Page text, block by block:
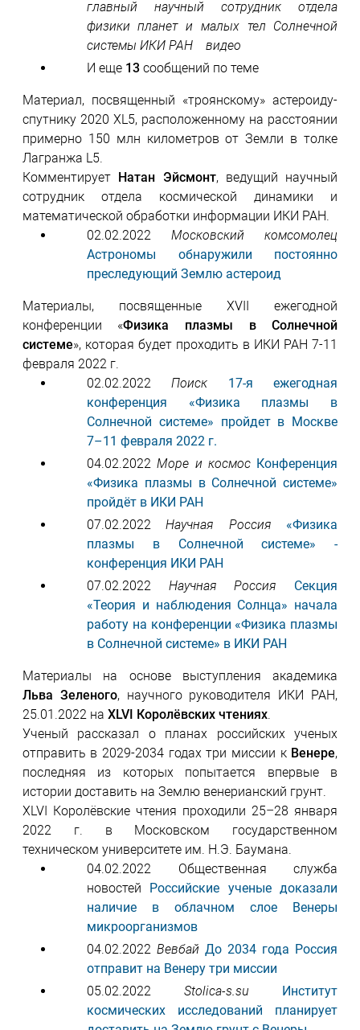
главный научный сотрудник отдела
физики планет и малых тел Солнечной
системы ИКИ РАН видео
И еще 13сообщений по теме
Материал, посвященный «троянскому» астероиду-
спутнику 2020 XL5, расположенному на расстоянии
примерно 150 млн километров от Земли в толке
Лагранжа L5.
Комментирует
Натан Эйсмонт, ведущий научный
сотрудник отдела космической динамики и
математической обработки информации ИКИ РАН.
02.02.2022 Московский комсомолец
Астрономы обнаружили постоянно
преследующий Землю астероид
Материалы, посвященные XVII ежегодной
конференции «Физика плазмы в Солнечной
системе», которая будет проходить в ИКИ РАН 7-11
февраля 2022 г.
02.02.2022Поиск
17-я ежегодная
конференция «Физика плазмы в
Солнечной системе» пройдет в Москве
7–11 февраля 2022 г.
04.02.2022Море и космос Конференция
«Физика плазмы в Солнечной системе»
пройдёт в ИКИ РАH
07.02.2022Научная Россия
«Физика
плазмы в Солнечной системе» -
конференция ИКИ РАН
07.02.2022 Научная Россия
Секция
«Теория и наблюдения Солнца» начала
работу на конференции «Физика плазмы
в Солнечной системе» в ИКИ РАН
Материалы на основе выступления академика
Льва Зеленого, научного руководителя ИКИ РАН,
25.01.2022 на ХLVI Королёвских чтениях.
Ученый рассказал о планах российских ученых
отправить в 2029-2034 годах три миссии к Венере,
последняя из которых попытается впервые в
истории доставить на Землю венерианский грунт.
ХLVI Королёвские чтения проходили 25–28 января
2022 г. в Московском государственном
техническом университете им. Н.Э. Баумана.
04.02.2022 Общественная служба
новостей Российские ученые доказали
наличие в облачном слое Венеры
микроорганизмов
04.02.2022 Вевбай До 2034 года Россия
отправит на Венеру три миссии
05.02.2022 Stolica-s.su
Институт
космических исследований планирует